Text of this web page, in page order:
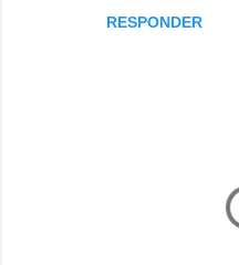
RESPONDER